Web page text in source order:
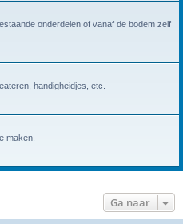
onderdelen of vanaf de bodem zelf
handigheidjes, etc.
maken.
Ga naar